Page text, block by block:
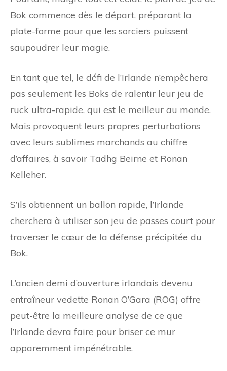
Bok commence dès le départ, préparant la
plate-forme pour que les sorciers puissent
saupoudrer leur magie.
En tant que tel, le défi de l’Irlande n’empêchera
pas seulement les Boks de ralentir leur jeu de
ruck ultra-rapide, qui est le meilleur au monde.
Mais provoquent leurs propres perturbations
avec leurs sublimes marchands au chiffre
d’affaires, à savoir Tadhg Beirne et Ronan
Kelleher.
S’ils obtiennent un ballon rapide, l’Irlande
cherchera à utiliser son jeu de passes court pour
traverser le cœur de la défense précipitée du
Bok.
L’ancien demi d’ouverture irlandais devenu
entraîneur vedette Ronan O’Gara (ROG) offre
peut-être la meilleure analyse de ce que
l’Irlande devra faire pour briser ce mur
apparemment impénétrable.